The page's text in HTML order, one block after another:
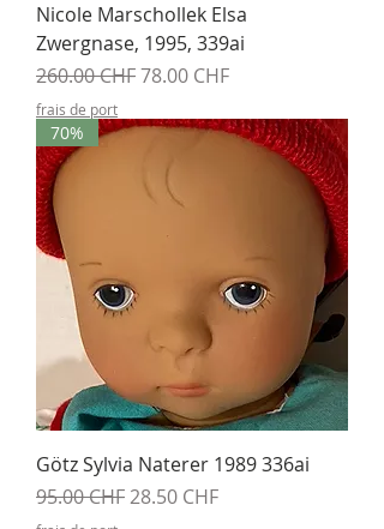
Nicole Marschollek Elsa
Zwergnase, 1995, 339ai
Prix original
260.00 CHFPrix promotionnel
78.00 CHF
frais de port
70%
Götz Sylvia Naterer 1989 336ai
Prix original
95.00 CHF Prix promotionnel
28.50 CHF